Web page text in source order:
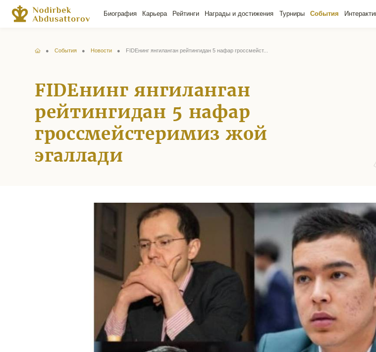
Биография Карьера Рейтинги Награды и достижения Турниры События
События Новости FIDEнинг янгиланган рейтингидан 5 нафар гроссмейст...
FIDEнинг янгиланган
рейтингидан 5 нафар
гроссмейстеримиз жой
эгаллади